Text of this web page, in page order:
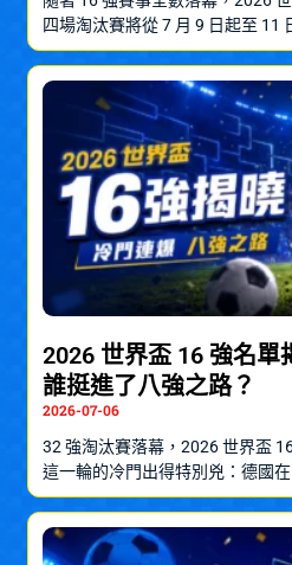
四場淘汰賽將從 7 月 9 日起至 11
2026 世界盃 16 強名單
誰挺進了八強之路？
2026-07-06
32 強淘汰賽落幕，2026 世界盃
這一輪的冷門出得特別兇：德國